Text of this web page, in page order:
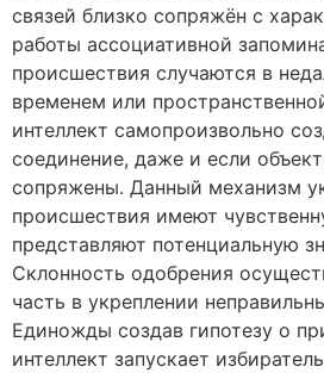
связей близко сопряжён с
работы ассоциативной
происшествия случаются в
временем или
интеллект самопроизвольно
соединение, даже и если
сопряжены. Данный механизм
происшествия имеют
представляют потенциальную
Склонность одобрения
часть в укреплении
Единожды создав гипотезу о
интеллект запускает